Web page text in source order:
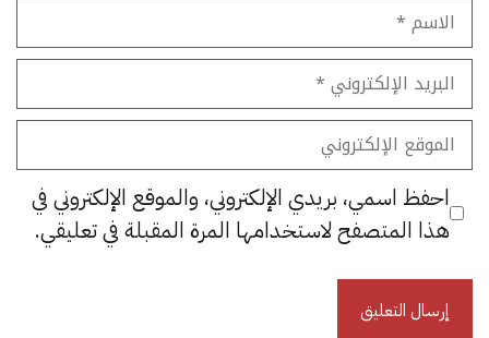
الاسم
البريد
الإلكتروني
الموقع
الإلكتروني
احفظ اسمي، بريدي الإلكتروني، والموقع الإلكتروني في
هذا المتصفح لاستخدامها المرة المقبلة في تعليقي.